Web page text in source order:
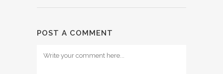
POST A COMMENT